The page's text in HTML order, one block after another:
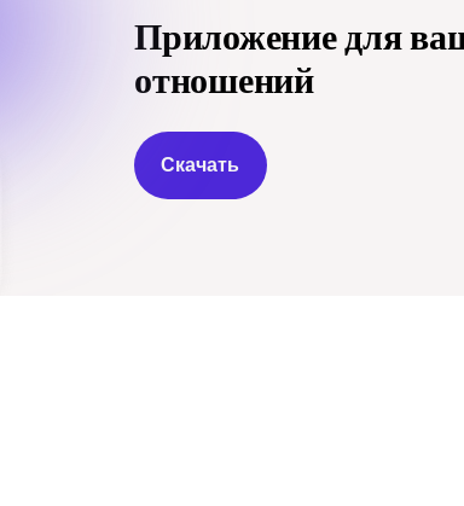
Приложение для
отношений
Скачать